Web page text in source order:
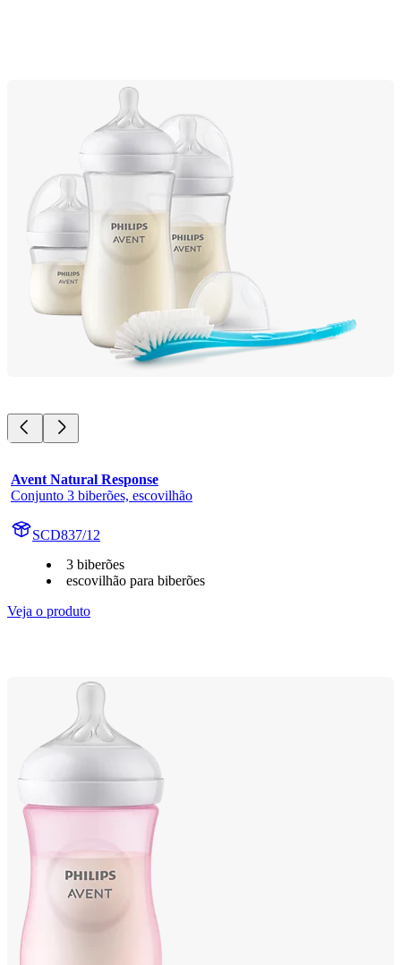
Avent Natural Response
Conjunto 3 biberões, escovilhão
SCD837/12
3 biberões
escovilhão para biberões
Veja o produto